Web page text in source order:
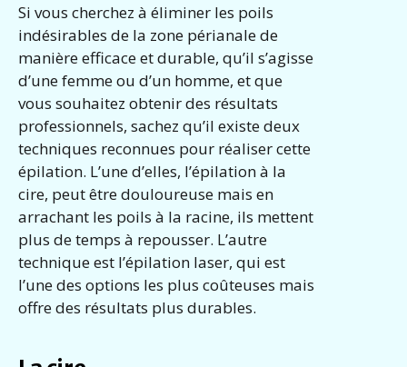
Si vous cherchez à éliminer les poils
indésirables de la zone périanale de
manière efficace et durable, qu’il s’agisse
d’une femme ou d’un homme, et que
vous souhaitez obtenir des résultats
professionnels, sachez qu’il existe deux
techniques reconnues pour réaliser cette
épilation. L’une d’elles, l’épilation à la
cire, peut être douloureuse mais en
arrachant les poils à la racine, ils mettent
plus de temps à repousser. L’autre
technique est l’épilation laser, qui est
l’une des options les plus coûteuses mais
offre des résultats plus durables.